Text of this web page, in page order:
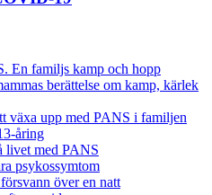
En familjs kamp och hopp
berättelse om kamp, kärlek
växa upp med PANS i familjen
åring
livet med PANS
psykossymtom
över en natt